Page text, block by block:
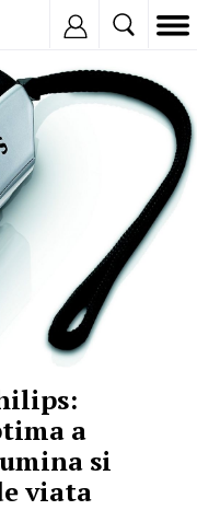
a
si
viata